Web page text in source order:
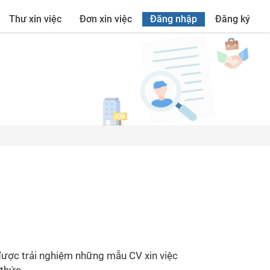
Thư xin việc Đơn xin việc Đăng nhập Đăng ký
trải nghiệm những mẫu CV xin việc